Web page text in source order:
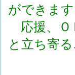
ができま
応援、Ｏ
と立ち寄